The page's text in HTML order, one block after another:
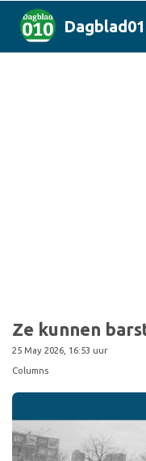
Ze kunnen
25 May 2026, 16:53 uur
Columns